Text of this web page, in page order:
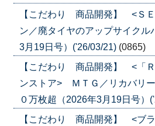
【こだわり 商品開発】 <Ｓ
ン／廃タイヤのアップサイクル
3月19日号）('26/03/21) (0865)
【こだわり 商品開発】 <「Ｒ
ンストア> ＭＴＧ／リカバリ
０万枚超（2026年3月19日号）
【こだわり 商品開発】 <ブ